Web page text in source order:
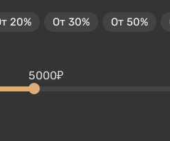
20% От 30% От 50%
5000₽